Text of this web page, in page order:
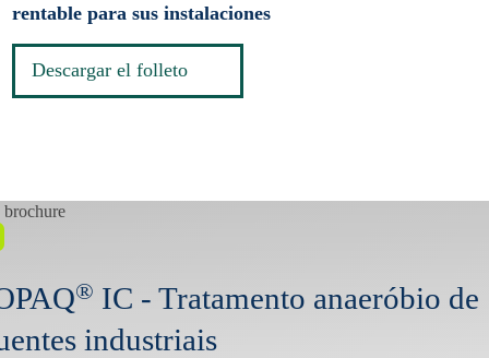
rentable para sus instalaciones
Descargar el folleto
® IC - Tratamento anaeróbio de
industriais